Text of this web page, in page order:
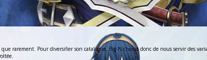
rarement. Pour diversifier son catalogue, Big-N choisit donc de nous servir des